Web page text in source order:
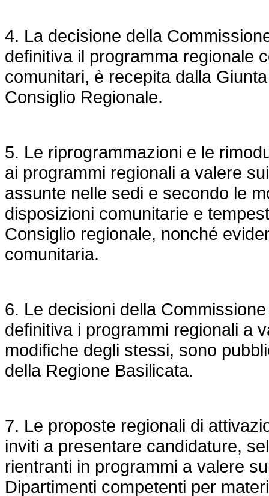
4. La decisione della
definitiva il programma regionale
comunitari, è recepita dalla
Consiglio Regionale.
5. Le riprogrammazioni e le
ai programmi regionali a valere
assunte nelle sedi e secondo le
disposizioni comunitarie e
Consiglio regionale, nonché
comunitaria.
6. Le decisioni della
definitiva i programmi regionali a
modifiche degli stessi, sono
della Regione Basilicata.
7. Le proposte regionali di
inviti a presentare candidature,
rientranti in programmi a valere
Dipartimenti competenti per